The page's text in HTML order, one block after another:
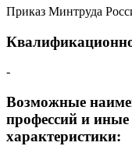
Приказ Минтруда
-
Возможные
профессий и
характеристики: